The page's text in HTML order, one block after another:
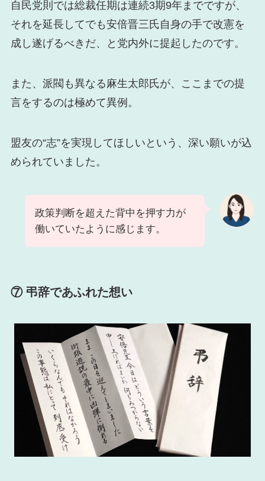
自民党則では総裁任期は連続3期9年までですが、
それを延長してでも安倍晋三氏自身の手で改憲を
成し遂げるべきだ、と党内外に提起したのです。
また、派閥も異なる麻生太郎氏が、ここまでの提
言をするのは極めて異例。
盟友の“志”を実現してほしいという、深い願いが込
められていました。
政策判断を超えた背中を押す力が
働いていたように感じます。
⑦ 弔辞であふれた想い